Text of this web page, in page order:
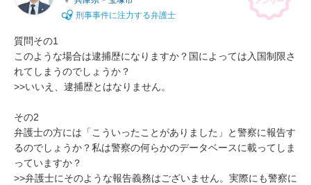
刑事事件に注力する弁護士
質問その1
このような場合は逮捕歴になりますか？国によっては入国制限さ
れてしまうのでしょうか？
>>いいえ、逮捕歴とはなりません。
その2
弁護士の方には「こういったことがありました」と警察に報告す
るのでしょうか？私は警察の何らかのデータベースに載ってしま
っていますか？
>>弁護士にそのような報告義務はございません。実際にも警察に